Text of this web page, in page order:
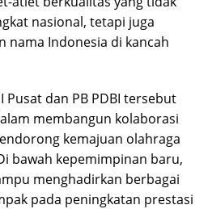
nasional, tetapi juga
nama Indonesia di kancah
Pusat dan PB PDBI tersebut
membangun kolaborasi
kemajuan olahraga
bawah kepemimpinan baru,
menghadirkan berbagai
pada peningkatan prestasi